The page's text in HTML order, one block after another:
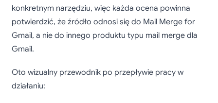
konkretnym narzędziu, więc każda ocena powinna
potwierdzić, że źródło odnosi się do Mail Merge for
Gmail, a nie do innego produktu typu mail merge dla
Gmail.
Oto wizualny przewodnik po przepływie pracy w
działaniu: